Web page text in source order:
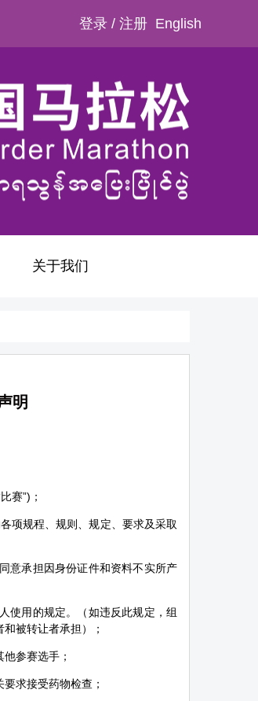
登录 / 注册 English
关于我们
明
赛”)；
项规程、规则、规定、要求及采取
意承担因身份证件和资料不实所产
使用的规定。（如违反此规定，组
被转让者承担）；
参赛选手；
求接受药物检查；